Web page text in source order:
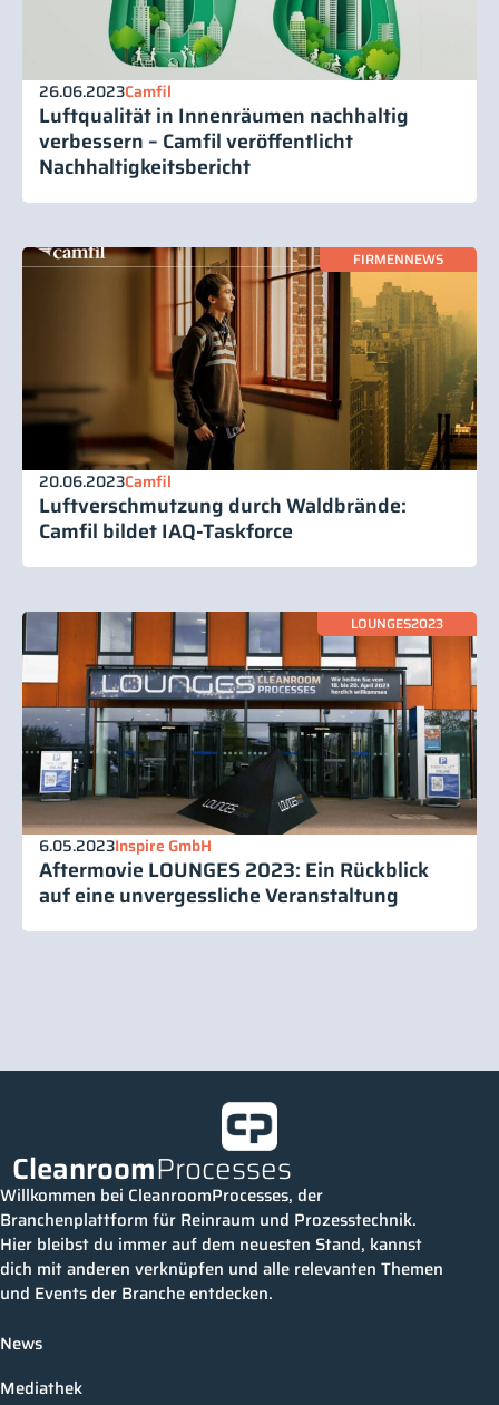
26.06.2023Camfil
Luftqualität in Innenräumen nachhaltig
verbessern – Camfil veröffentlicht
Nachhaltigkeitsbericht
FIRMENNEWS
20.06.2023Camfil
Luftverschmutzung durch Waldbrände:
Camfil bildet IAQ-Taskforce
LOUNGES2023
6.05.2023Inspire GmbH
Aftermovie LOUNGES 2023: Ein Rückblick
auf eine unvergessliche Veranstaltung
CleanroomProcesses
Willkommen bei CleanroomProcesses, der
Branchenplattform für Reinraum und Prozesstechnik.
Hier bleibst du immer auf dem neuesten Stand, kannst
dich mit anderen verknüpfen und alle relevanten Themen
und Events der Branche entdecken.
News
Mediathek